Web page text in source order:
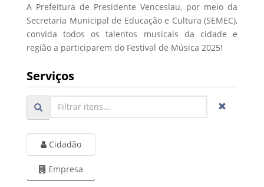
A Prefeitura de Presidente Venceslau, por meio da
Secretaria Municipal de Educação e Cultura (SEMEC),
convida todos os talentos musicais da cidade e
região a participarem do Festival de Música 2025!
Serviços
Cidadão
Empresa